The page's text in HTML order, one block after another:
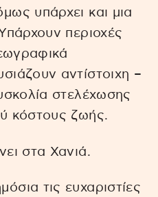
υπάρχει και μια
περιοχές
αντίστοιχη –
στελέχωσης
κόστους ζωής.
στα Χανιά.
τις ευχαριστίες